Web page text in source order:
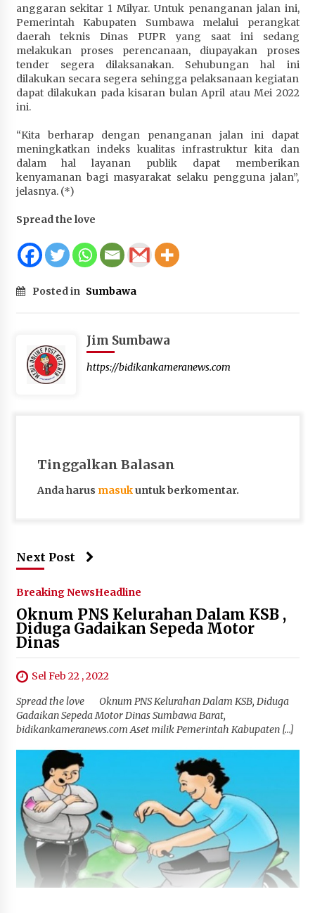
anggaran sekitar 1 Milyar. Untuk penanganan jalan ini,
Pemerintah Kabupaten Sumbawa melalui perangkat
daerah teknis Dinas PUPR yang saat ini sedang
melakukan proses perencanaan, diupayakan proses
tender segera dilaksanakan. Sehubungan hal ini
dilakukan secara segera sehingga pelaksanaan kegiatan
dapat dilakukan pada kisaran bulan April atau Mei 2022
ini.
“Kita berharap dengan penanganan jalan ini dapat
meningkatkan indeks kualitas infrastruktur kita dan
dalam hal layanan publik dapat memberikan
kenyamanan bagi masyarakat selaku pengguna jalan”,
jelasnya. (*)
Spread the love
Posted in Sumbawa
Jim Sumbawa
https://bidikankameranews.com
Tinggalkan Balasan
Anda harus masukuntuk berkomentar.
Next Post
Breaking NewsHeadline
Oknum PNS Kelurahan Dalam KSB ,
Diduga Gadaikan Sepeda Motor
Dinas
Sel Feb 22 , 2022
Spread the love Oknum PNS Kelurahan Dalam KSB, Diduga
Gadaikan Sepeda Motor Dinas Sumbawa Barat,
bidikankameranews.com Aset milik Pemerintah Kabupaten […]